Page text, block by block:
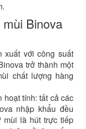
Binova
xuất với công suất
trở thành một
chất lượng hàng
hoạt tính: tất cả các
nhập khẩu đều
là hút trực tiếp